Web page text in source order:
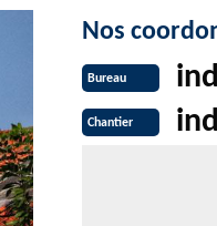
Nos
Bureau
Chantier